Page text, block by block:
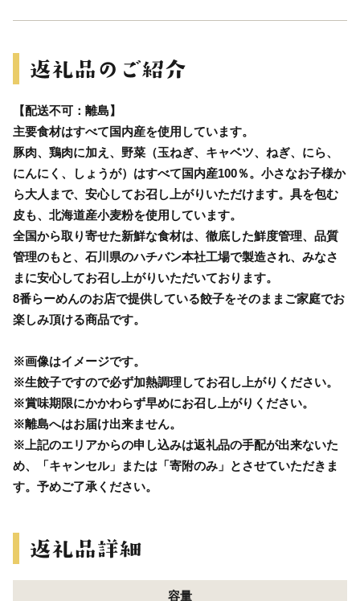
【配送不可：離島】
主要食材はすべて国内産を使用しています。
豚肉、鶏肉に加え、野菜（玉ねぎ、キャベツ、ねぎ、にら、
にんにく、しょうが）はすべて国内産100％。小さなお子様か
ら大人まで、安心してお召し上がりいただけます。具を包む
皮も、北海道産小麦粉を使用しています。
全国から取り寄せた新鮮な食材は、徹底した鮮度管理、品質
管理のもと、石川県のハチバン本社工場で製造され、みなさ
まに安心してお召し上がりいただいております。
8番らーめんのお店で提供している餃子をそのままご家庭でお
楽しみ頂ける商品です。
※画像はイメージです。
※生餃子ですので必ず加熱調理してお召し上がりください。
※賞味期限にかかわらず早めにお召し上がりください。
※離島へはお届け出来ません。
※上記のエリアからの申し込みは返礼品の手配が出来ないた
め、「キャンセル」または「寄附のみ」とさせていただきま
す。予めご了承ください。
容量